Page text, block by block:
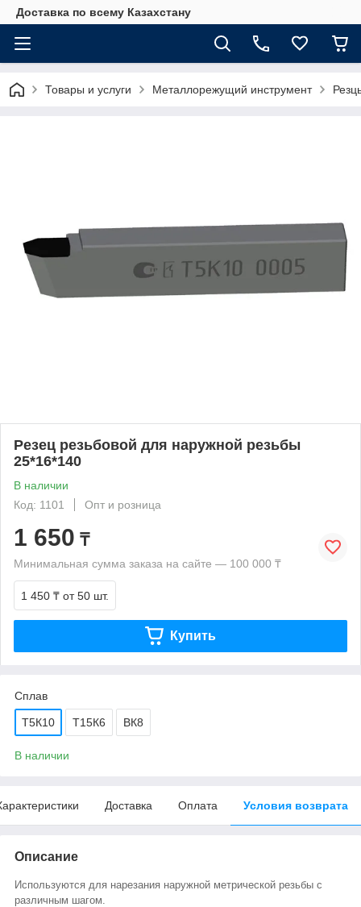
Доставка по всему Казахстану
Товары и услуги Металлорежущий инструмент
Резец резьбовой для наружной резьбы
25*16*140
В наличии
Код: 1101
Опт и розница
1 650 ₸
Минимальная сумма заказа на сайте — 100 000 ₸
1 450 ₸ от 50 шт.
Купить
Сплав
Т5К10 Т15К6 ВК8
В наличии
Доставка Оплата Условия возврата
Описание
Используются для нарезания наружной метрической резьбы с
различным шагом.